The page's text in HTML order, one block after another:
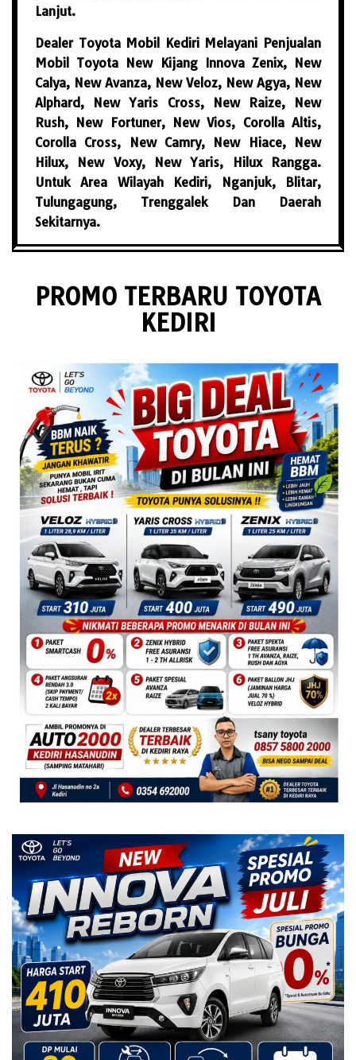
Lanjut.
Dealer Toyota Mobil Kediri Melayani Penjualan
Mobil Toyota New Kijang Innova Zenix, New
Calya, New Avanza, New Veloz, New Agya, New
Alphard, New Yaris Cross, New Raize, New
Rush, New Fortuner, New Vios, Corolla Altis,
Corolla Cross, New Camry, New Hiace, New
Hilux, New Voxy, New Yaris, Hilux Rangga.
Untuk Area Wilayah Kediri, Nganjuk, Blitar,
Tulungagung, Trenggalek Dan Daerah
Sekitarnya.
PROMO TERBARU TOYOTA
KEDIRI